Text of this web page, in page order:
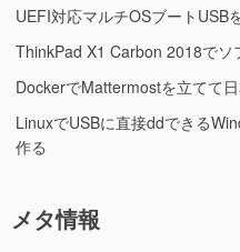
UEFI対応マルチOSブートUSB
ThinkPad X1 Carbon 2018でソ
DockerでMattermostを立てて
LinuxでUSBに直接ddできる
作る
メタ情報